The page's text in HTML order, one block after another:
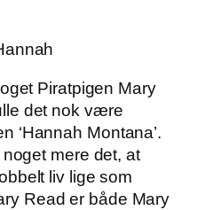
Piratpigen Mary
det nok være
‘Hannah Montana’.
mere det, at
liv lige som
Read er både Mary